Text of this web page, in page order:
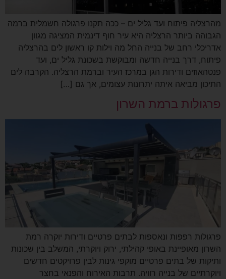
מהרצליה פיתוח ועד גליל ים – ככה תקנו פרגולה חשמלית ברמה
הגבוהה ביותר הרצליה היא עיר חוף דינמית המציגה מגוון
אדריכלי רחב של בנייה החל מה וילות קו ראשון לים בהרצליה
פיתוח, דרך בנייה חדשה ומבוקשת בשכונת גליל ים, ועד
פנטהאוזים ודירות הגן במרכז העיר וברמת הרצליה. הקרבה לים
התיכון מביאה איתה יתרונות עצומים, אך גם […]
פרגולות ברמת השרון
פרגולות רפפות ונאספות לבתים פרטיים ודירות יוקרה רמת
השרון מאופיינת באופי קהילתי, ירוק ויוקרתי, המשלב בין שכונות
ותיקות של בתים פרטיים מוקפי גינות לבין פרויקטים חדשים
ויוקרתיים של בנייה רוויה. תרבות האירוח והפנאי בחצר